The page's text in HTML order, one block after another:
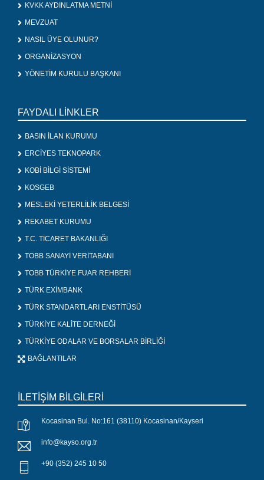
KVKK AYDINLATMA METNİ
MEVZUAT
NASIL ÜYE OLUNUR?
ORGANİZASYON
YÖNETİM KURULU BAŞKANI
FAYDALI LİNKLER
BASIN İLAN KURUMU
ERCİYES TEKNOPARK
KOBİ BİLGİ SİSTEMİ
KOSGEB
MESLEKİ YETERLİLİK BELGESİ
REKABET KURUMU
T.C. TİCARET BAKANLIĞI
TOBB SANAYİ VERİTABANI
TOBB TÜRKİYE FUAR REHBERİ
TÜRK EXİMBANK
TÜRK STANDARTLARI ENSTİTÜSÜ
TÜRKİYE KALİTE DERNEĞİ
TÜRKİYE ODALAR VE BORSALAR BİRLİĞİ
BAĞLANTILAR
İLETİŞİM BİLGİLERİ
Kocasinan Bul. No:161 (38110) Kocasinan/Kayseri
info@kayso.org.tr
+90 (352) 245 10 50